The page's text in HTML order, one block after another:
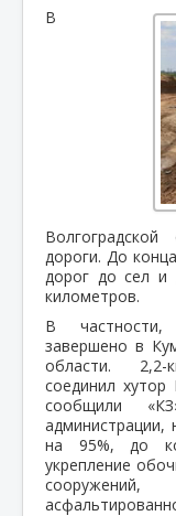
В
дороги. До
дорог до сел и
километров.
В частности,
завершено в
области. 2,2-
соединил
сообщили
администрации,
на 95%, до
укрепление